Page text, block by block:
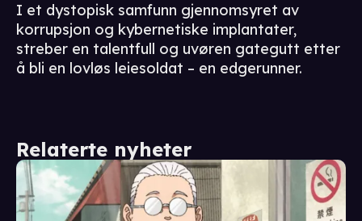
I et dystopisk samfunn gjennomsyret av
korrupsjon og kybernetiske implantater,
streber en talentfull og uvøren gategutt etter
å bli en lovløs leiesoldat – en edgerunner.
Relaterte nyheter